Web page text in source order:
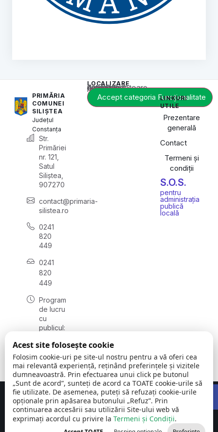
PRIMĂRIA
COMUNEI
SILIȘTEA
Județul
Constanța
Str.
Primăriei
nr. 121,
Satul
Siliștea,
907270
contact@primaria-
silistea.ro
0241
820
449
0241
820
449
Program
de lucru
cu
publicul:
vineri
08:00 –
16:00
LOCALIZARE
Acest conținut este blocat până când acceptați categoria corespunzătoare de cookie-uri.
Accept categoria Funcționalitate
LINKURI
UTILE
Prezentare
generală
Contact
Termeni și
condiții
S.O.S.
pentru
administrația
publică
locală
Comuna Siliștea©
2026
Toate
drepturile
Concept realizat deBig Media Relații Publice SRL
Acest site folosește cookie
Folosim cookie-uri pe site-ul nostru pentru a vă oferi cea
mai relevantă experiență, reținând preferințele și vizitele
dumneavoastră. Prin efectuarea unui click pe butonul
„Sunt de acord”, sunteți de acord ca TOATE cookie-urile să
fie utilizate. De asemenea, puteți să refuzați cookie-urile
opționale prin apăsarea butonului „Refuz”. Prin
continuarea accesării sau utilizării Site-ului web vă
exprimați acordul cu privire la Termeni și Condiții.